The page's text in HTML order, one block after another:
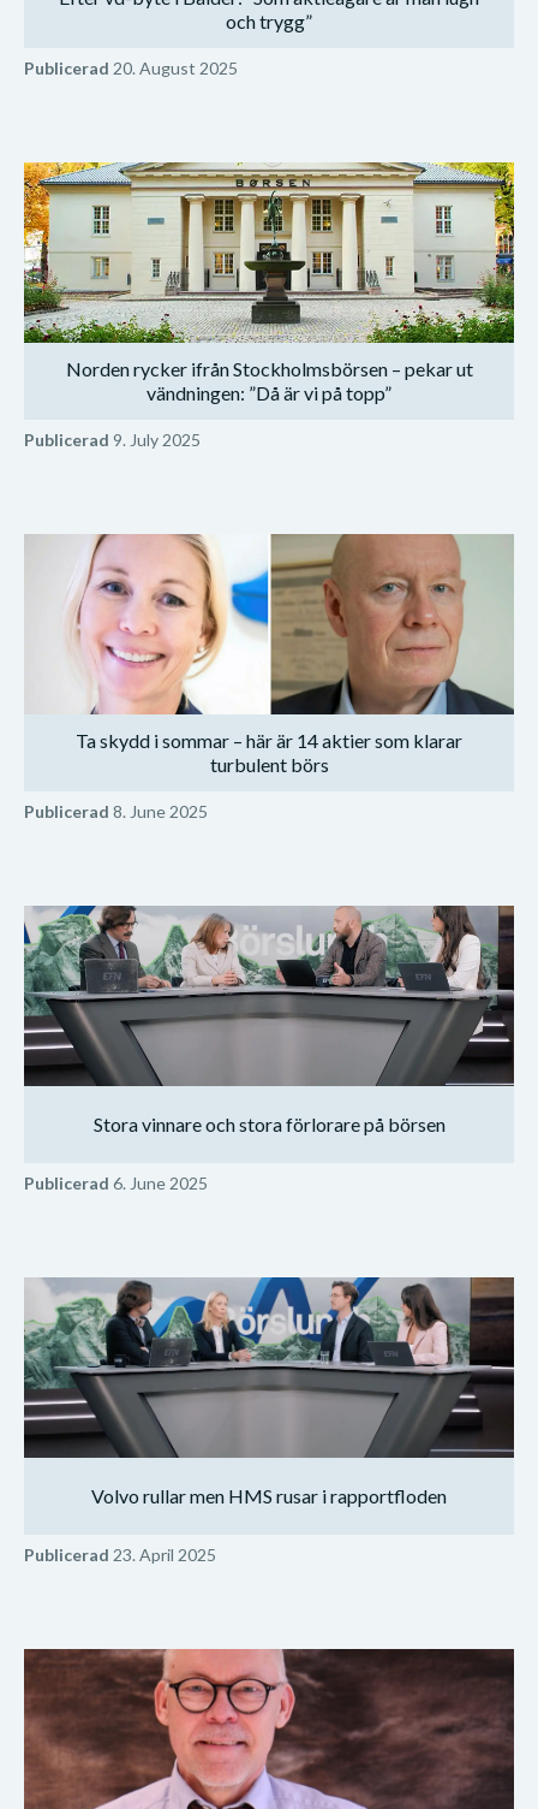
och trygg”
Publicerad 20. August 2025
Norden rycker ifrån Stockholmsbörsen – pekar ut
vändningen: ”Då är vi på topp”
Publicerad 9. July 2025
Ta skydd i sommar – här är 14 aktier som klarar
turbulent börs
Publicerad 8. June 2025
Stora vinnare och stora förlorare på börsen
Publicerad 6. June 2025
Volvo rullar men HMS rusar i rapportfloden
Publicerad 23. April 2025